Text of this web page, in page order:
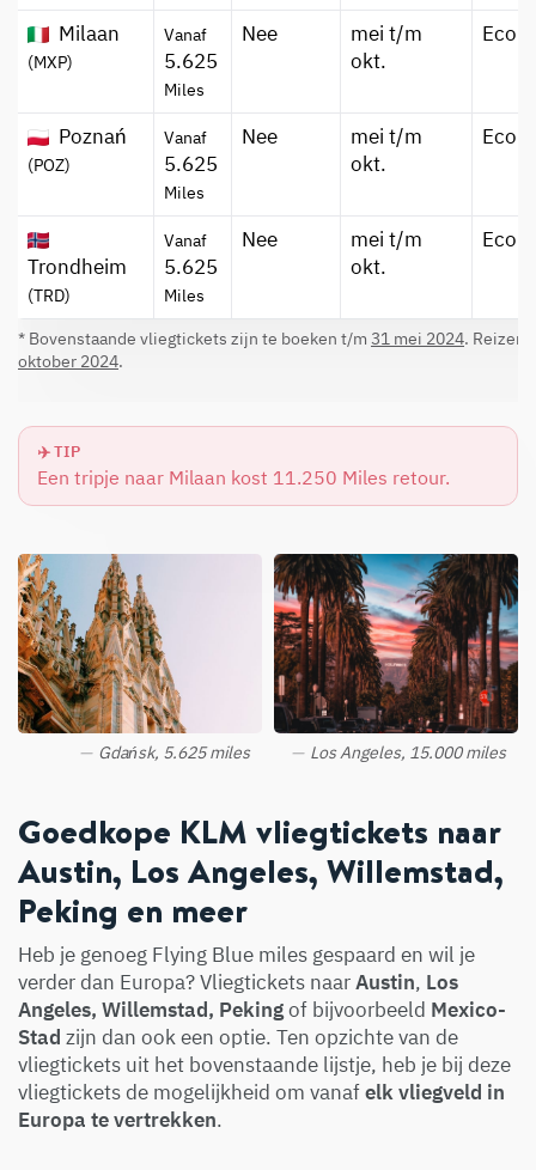
Milaan
(MXP)
Vanaf
5.625
Miles
Nee
mei t/m
okt.
Poznań
(POZ)
Vanaf
5.625
Miles
Nee
mei t/m
okt.
Trondheim
(TRD)
Vanaf
5.625
Miles
Nee
mei t/m
okt.
* Bovenstaande vliegtickets zijn te boeken t/m 31 mei 2024. Reizen
oktober 2024.
✈️ TIP
Een tripje naar Milaan kost 11.250 Miles retour.
Gdańsk, 5.625 miles Los Angeles, 15.000 miles
Goedkope KLM vliegtickets naar
Austin, Los Angeles, Willemstad,
Peking en meer
Heb je genoeg Flying Blue miles gespaard en wil je
verder dan Europa? Vliegtickets naarAustin, Los
Angeles, Willemstad, Pekingof bijvoorbeeld Mexico-
Stad zijn dan ook een optie. Ten opzichte van de
vliegtickets uit het bovenstaande lijstje, heb je bij deze
vliegtickets de mogelijkheid om vanafelk vliegveld in
Europa te vertrekken.